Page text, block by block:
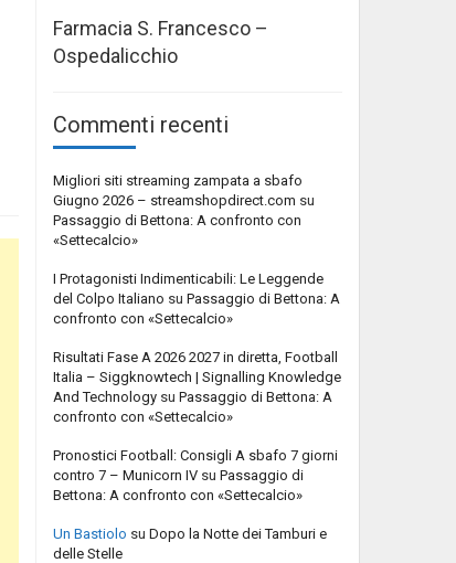
Farmacia S. Francesco –
Ospedalicchio
Commenti recenti
Migliori siti streaming zampata a sbafo
Giugno 2026 – streamshopdirect.com su
Passaggio di Bettona: A confronto con
«Settecalcio»
I Protagonisti Indimenticabili: Le Leggende
del Colpo Italiano su Passaggio di Bettona: A
confronto con «Settecalcio»
Risultati Fase A 2026 2027 in diretta, Football
Italia – Siggknowtech | Signalling Knowledge
And Technology su Passaggio di Bettona: A
confronto con «Settecalcio»
Pronostici Football: Consigli A sbafo 7 giorni
contro 7 – Municorn IV su Passaggio di
Bettona: A confronto con «Settecalcio»
Un Bastiolo su Dopo la Notte dei Tamburi e
delle Stelle